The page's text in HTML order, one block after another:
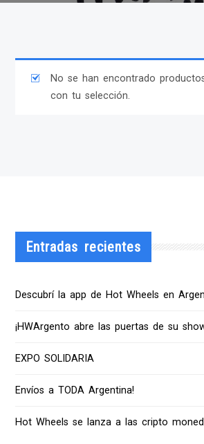
No se han encontrado
con tu selección.
Entradas recientes
Descubrí la app de Hot Wheels en
¡HWArgento abre las puertas de su
EXPO SOLIDARIA
Envíos a TODA Argentina!
Hot Wheels se lanza a las cripto